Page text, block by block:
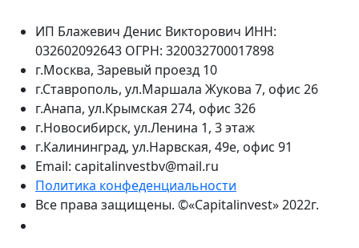
ИП Блажевич Денис Викторович ИНН:
032602092643 ОГРН: 320032700017898
г.Москва, Заревый проезд 10
г.Ставрополь, ул.Маршала Жукова 7, офис 26
г.Анапа, ул.Крымская 274, офис 326
г.Новосибирск, ул.Ленина 1, 3 этаж
г.Калининград, ул.Нарвская, 49е, офис 91
Email: capitalinvestbv@mail.ru
Политика конфеденциальности
Все права защищены. ©«Capitalinvest» 2022г.